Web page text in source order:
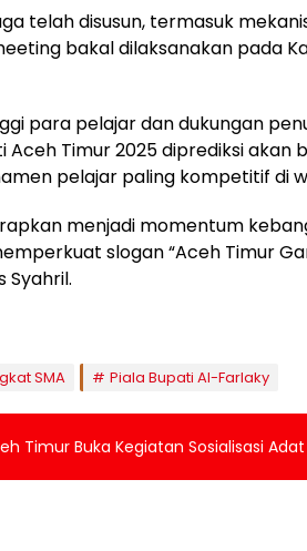
telah disusun, termasuk
bakal dilaksanakan pada
para pelajar dan dukungan
Aceh Timur 2025 diprediksi akan
pelajar paling kompetitif di
menjadi momentum
slogan “Aceh Timur
Syahril.
SMA Piala Bupati Al-Farlaky
Timur Buka Kegiatan Sosialisasi